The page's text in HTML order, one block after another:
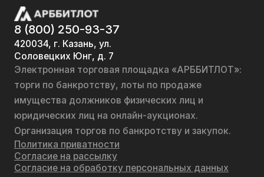
8 (800) 250-93-37
420034, г. Казань, ул.
Соловецких Юнг, д. 7
Электронная торговая площадка «АРББИТЛОТ»:
торги по банкротству, лоты по продаже
имущества должников физических лиц и
юридических лиц на онлайн-аукционах.
Организация торгов по банкротству и закупок.
Политика приватности
Согласие на рассылку
Согласие на обработку персональных данных